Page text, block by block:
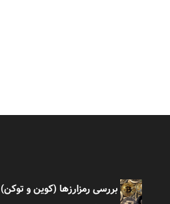
بررسی رمزارزها (کوین و توکن)